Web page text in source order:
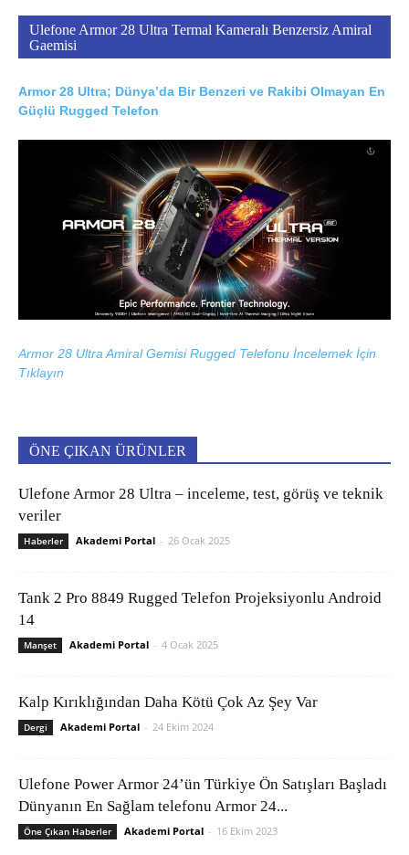
Ulefone Armor 28 Ultra Termal Kameralı Benzersiz Amiral
Gaemisi
Armor 28 Ultra; Dünya’da Bir Benzeri ve Rakibi Olmayan En
Güçlü Rugged Telefon
Armor 28 Ultra Amiral Gemisi Rugged Telefonu İncelemek İçin
Tıklayın
ÖNE ÇIKAN ÜRÜNLER
Ulefone Armor 28 Ultra – inceleme, test, görüş ve teknik
veriler
Haberler Akademi Portal - 26 Ocak 2025
Tank 2 Pro 8849 Rugged Telefon Projeksiyonlu Android
14
Manşet Akademi Portal - 4 Ocak 2025
Kalp Kırıklığından Daha Kötü Çok Az Şey Var
Dergi Akademi Portal - 24 Ekim 2024
Ulefone Power Armor 24’ün Türkiye Ön Satışları Başladı
Dünyanın En Sağlam telefonu Armor 24...
Öne Çıkan Haberler Akademi Portal - 16 Ekim 2023